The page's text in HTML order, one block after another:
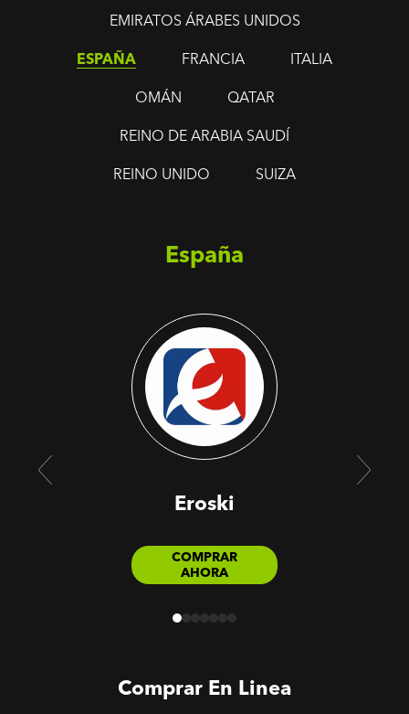
EMIRATOS ÁRABES UNIDOS
ESPAÑA FRANCIA ITALIA
OMÁN QATAR
REINO DE ARABIA SAUDÍ
REINO UNIDO SUIZA
España
Eroski
COMPRAR
AHORA
Comprar En Linea